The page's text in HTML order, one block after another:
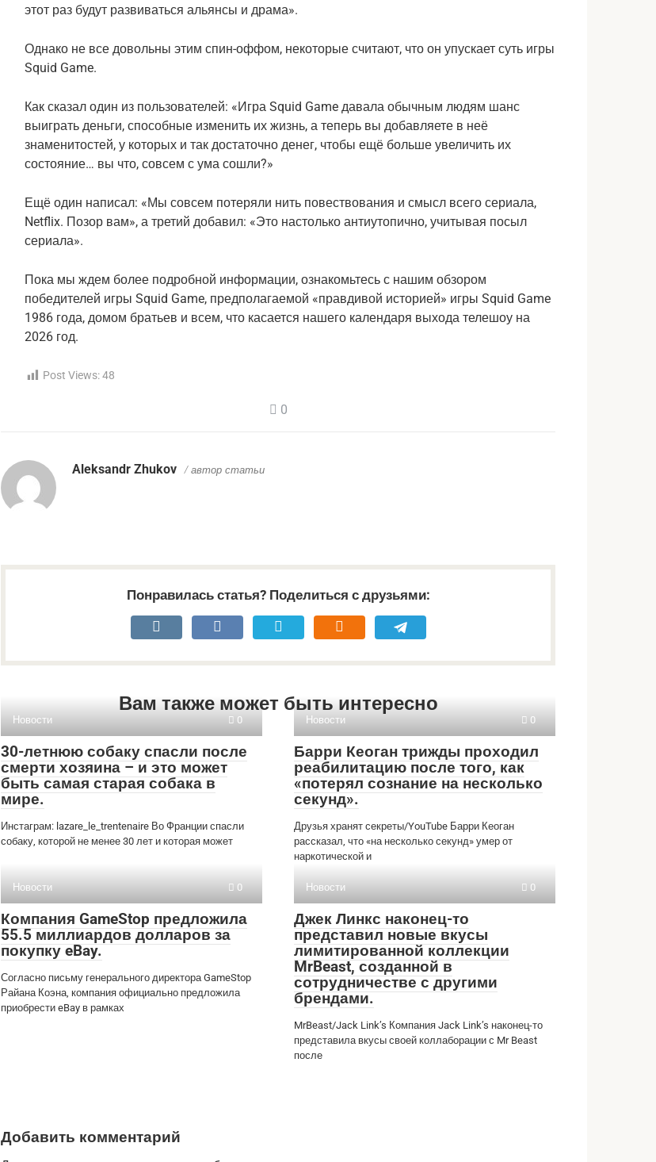
этот раз будут развиваться альянсы и драма».
Однако не все довольны этим спин-оффом, некоторые считают, что он упускает суть игры
Squid Game.
Как сказал один из пользователей: «Игра Squid Game давала обычным людям шанс
выиграть деньги, способные изменить их жизнь, а теперь вы добавляете в неё
знаменитостей, у которых и так достаточно денег, чтобы ещё больше увеличить их
состояние… вы что, совсем с ума сошли?»
Ещё один написал: «Мы совсем потеряли нить повествования и смысл всего сериала,
Netflix. Позор вам», а третий добавил: «Это настолько антиутопично, учитывая посыл
сериала».
Пока мы ждем более подробной информации, ознакомьтесь с нашим обзором
победителей игры Squid Game, предполагаемой «правдивой историей» игры Squid Game
1986 года, домом братьев и всем, что касается нашего календаря выхода телешоу на
2026 год.
Post Views:48
0
Aleksandr Zhukov / автор статьи
Понравилась статья? Поделиться с друзьями:
Вам также может быть интересно
Новости 0
30-летнюю собаку спасли после
смерти хозяина – и это может
быть самая старая собака в
мире.
Инстаграм: lazare_le_trentenaire Во Франции спасли
собаку, которой не менее 30 лет и которая может
Новости 0
Барри Кеоган трижды проходил
реабилитацию после того, как
«потерял сознание на несколько
секунд».
Друзья хранят секреты/YouTube Барри Кеоган
рассказал, что «на несколько секунд» умер от
наркотической и
Новости 0
Компания GameStop предложила
55.5 миллиардов долларов за
покупку eBay.
Согласно письму генерального директора GameStop
Райана Коэна, компания официально предложила
приобрести eBay в рамках
Новости 0
Джек Линкс наконец-то
представил новые вкусы
лимитированной коллекции
MrBeast, созданной в
сотрудничестве с другими
брендами.
MrBeast/Jack Link’s Компания Jack Link’s наконец-то
представила вкусы своей коллаборации с Mr Beast
после
Добавить комментарий